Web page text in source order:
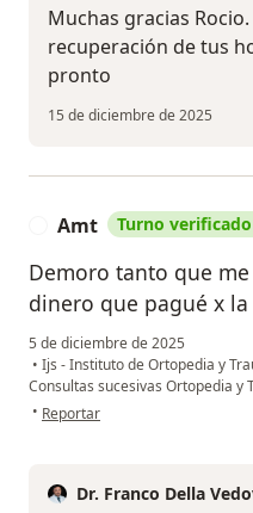
Muchas gracias
recuperación de tus
pronto
15 de diciembre de 2025
Amt Turno verificado
Demoro tanto que
dinero que pagué x
5 de diciembre de 2025
• Ijs - Instituto de Ortopedia y
Consultas sucesivas Ortopedia y
• en opinión del usuario Amt
Reportar
Dr. Franco Della